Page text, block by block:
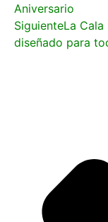
Aniversario
SiguienteLa
diseñado para